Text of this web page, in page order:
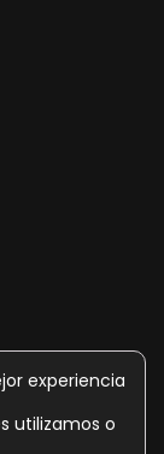
experiencia
utilizamos o